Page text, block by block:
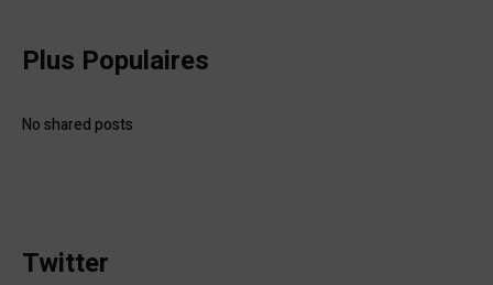
Plus Populaires
No shared posts
Twitter